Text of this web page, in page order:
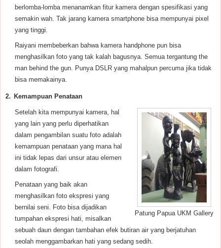
berlomba-lomba menanamkan fitur kamera dengan spesifikasi yang
semakin wah. Tak jarang kamera smartphone bisa mempunyai pixel
yang tinggi.
Raiyani membeberkan bahwa kamera handphone pun bisa
menghasilkan foto yang tak kalah bagusnya. Semua tergantung the
man behind the gun. Punya DSLR yang mahalpun percuma jika tidak
bisa memakainya.
2. Kemampuan Penataan
Patung Papua UKM Gallery
Setelah kita mempunyai kamera, hal
yang lain yang perlu diperhatikan
dalam pengambilan suatu foto adalah
kemampuan penataan yang mana hal
ini tidak lepas dari unsur atau elemen
dalam fotografi.
Penataan yang baik akan
menghasilkan foto ekspresi yang
bernilai seni. Foto bisa dijadikan
tumpahan ekspresi hati, misalkan
sebuah daun dengan tambahan efek butiran air yang berjatuhan
seolah menggambarkan hati yang sedang sedih.